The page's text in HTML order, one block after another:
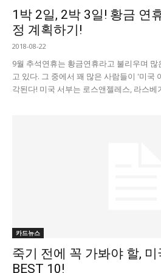
1박 2일, 2박 3일! 황금 연
정 계획하기!
2018-08-22
9월 추석연휴는 황금연휴라고 불리우며
고 있다. 그 중에서 꽤 많은 사람들이 '미국
각된다! 미국 서부는 로스앤젤레스, 라스베
카드뉴스
죽기 전에 꼭 가봐야 할, 미
BEST 10!